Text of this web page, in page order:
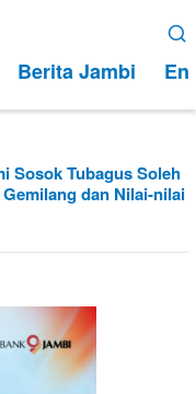
Berita Jambi
Sosok Tubagus Soleh
dan Nilai-nilai